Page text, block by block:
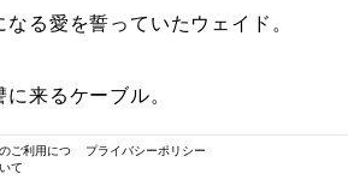
る愛を誓っていたウェイド。
来るケーブル。
べるものがいないファイアー・フ
ご利用につ
いて
プライバシーポリシー